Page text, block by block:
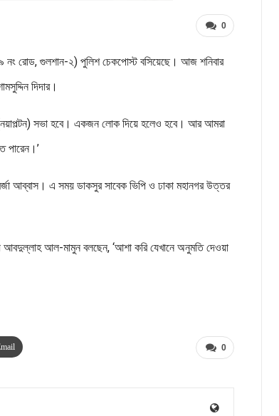
0
(৭৯ নং রোড, গুলশান-২) পুলিশ চেকপোস্ট বসিয়েছে। আজ শনিবার
দিদার।
(নয়াপল্টন) সভা হবে। একজন লোক দিয়ে হলেও হবে। আর আমরা
পারেন।’
আব্বাস। এ সময় ডাকসুর সাবেক ভিপি ও ঢাকা মহানগর উত্তর
আবদুল্লাহ আল-মামুন বলছেন, ‘আশা করি যেখানে অনুমতি দেওয়া
0